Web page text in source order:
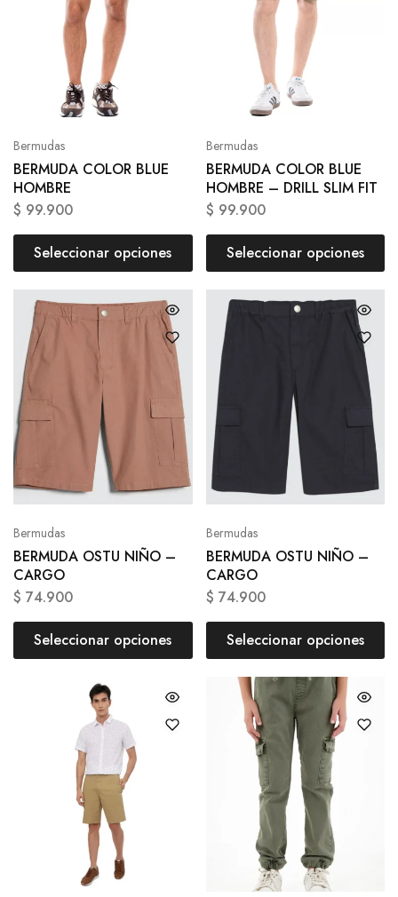
Bermudas
BERMUDA COLOR BLUE
HOMBRE
$ 99.900
Seleccionar opciones
Bermudas
BERMUDA COLOR BLUE
HOMBRE – DRILL SLIM FIT
$ 99.900
Seleccionar opciones
Bermudas
BERMUDA OSTU NIÑO –
CARGO
$ 74.900
Seleccionar opciones
Bermudas
BERMUDA OSTU NIÑO –
CARGO
$ 74.900
Seleccionar opciones